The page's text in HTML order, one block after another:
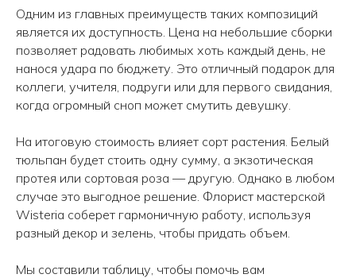
Одним из главных преимуществ таких композиций
является их доступность. Цена на небольшие сборки
позволяет радовать любимых хоть каждый день, не
нанося удара по бюджету. Это отличный подарок для
коллеги, учителя, подруги или для первого свидания,
когда огромный сноп может смутить девушку.
На итоговую стоимость влияет сорт растения. Белый
тюльпан будет стоить одну сумму, а экзотическая
протея или сортовая роза — другую. Однако в любом
случае это выгодное решение. Флорист мастерской
Wisteria соберет гармоничную работу, используя
разный декор и зелень, чтобы придать объем.
Мы составили таблицу, чтобы помочь вам
Авиаторов 21
Робеспьера, 20